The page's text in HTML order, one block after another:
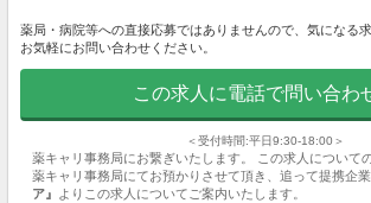
薬局・病院等への直接応募ではありませんので、気になる
お気軽にお問い合わせください。
この求人に電話で問い合わ
＜受付時間:平日9:30-18:00＞
薬キャリ事務局にお繋ぎいたします。 この求人について
薬キャリ事務局にてお預かりさせて頂き、追って提携企業
ア』 よりこの求人についてご案内いたします。